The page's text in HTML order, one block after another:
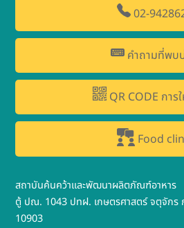
02-
คำถามที่พบ
QR CODE การ
Food
สถาบันค้นคว้าและพัฒนาผลิตภัณฑ์อาหาร
ตู้ ปณ. 1043 ปทฝ. เกษตรศาสตร์ จตุจักร
10903